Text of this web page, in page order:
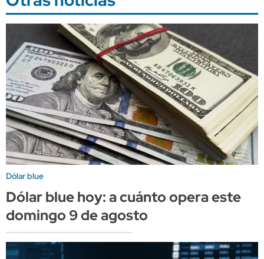
Dólar blue
Dólar blue hoy: a cuánto opera este
domingo 9 de agosto